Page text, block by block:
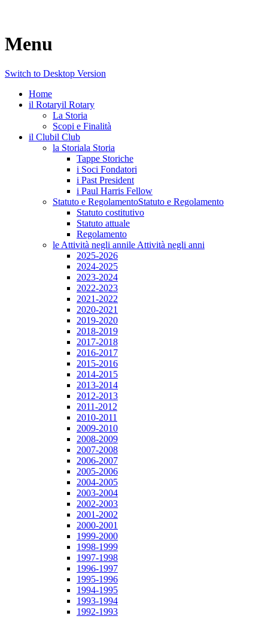
Menu
Switch to Desktop Version
Home
il Rotaryil Rotary
La Storia
Scopi e Finalità
il Clubil Club
la Storiala Storia
Tappe Storiche
i Soci Fondatori
i Past President
i Paul Harris Fellow
Statuto e RegolamentoStatuto e Regolamento
Statuto costitutivo
Statuto attuale
Regolamento
le Attività negli annile Attività negli anni
2025-2026
2024-2025
2023-2024
2022-2023
2021-2022
2020-2021
2019-2020
2018-2019
2017-2018
2016-2017
2015-2016
2014-2015
2013-2014
2012-2013
2011-2012
2010-2011
2009-2010
2008-2009
2007-2008
2006-2007
2005-2006
2004-2005
2003-2004
2002-2003
2001-2002
2000-2001
1999-2000
1998-1999
1997-1998
1996-1997
1995-1996
1994-1995
1993-1994
1992-1993